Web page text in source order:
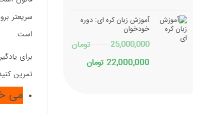
16,000,000 تومان
بود.
است.
آموزش زبان کره ای: دوره
خودخوان
25,000,000 تومان
قیمت
22,000,000 تومانقیمت
سریعتر
است.
برای
تمرین
می